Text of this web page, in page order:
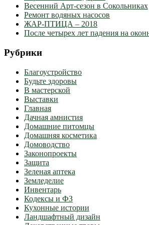
Весенний Арт-сезон в Сокольниках
Ремонт водяных насосов
ЖАР-ПТИЦА – 2018
После четырех лет падения на
Рубрики
Благоустройство
Будьте здоровы
В мастерской
Выставки
Главная
Дачная амнистия
Домашние питомцы
Домашняя косметика
Домоводство
Законопроекты
Защита
Зеленая аптека
Земледелие
Инвентарь
Кодексы и ФЗ
Кухонные истории
Ландшафтный дизайн